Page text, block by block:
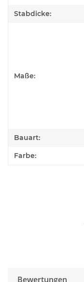
Stabdicke:
Maße:
Bauart:
Farbe:
Bewertungen